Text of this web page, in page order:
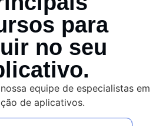
para
no seu
equipe de especialistas em
de aplicativos.